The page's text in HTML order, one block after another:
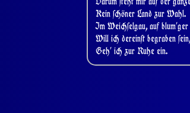
Keinſchöner Land zur Wahl.
Im Weichſelgau, auf
Will ich dereinſt begrabenſ
Geh’ ich zur Ruhe ein.